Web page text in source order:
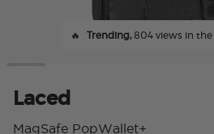
🔥 Trending,804 views in the
Laced
MagSafe PopWallet+